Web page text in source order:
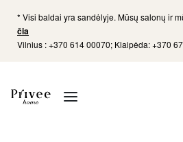
* Visi baldai yra sandėlyje. Mūsų salonų ir
čia
Vilnius : +370 614 00070; Klaipėda: +370